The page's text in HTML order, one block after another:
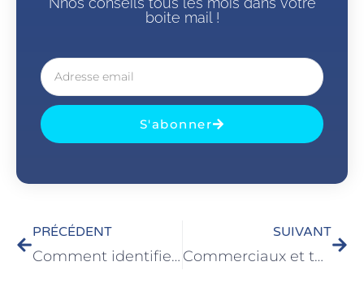
boite mail !
S'abonner
PRÉCÉDENT
Comment identifier et s’adapter à une personne dite vulnérable ?
SUIVANT
Commerciaux et technico-commerciaux, une demande en hausse, toujours insatisfaite